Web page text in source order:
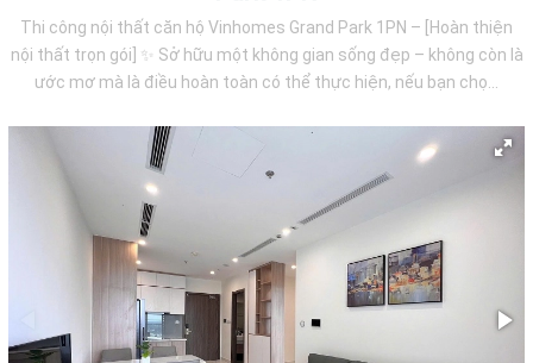
Thi công nội thất căn hộ Vinhomes Grand Park 1PN – [Hoàn thiện
nội thất trọn gói] ✨ Sở hữu một không gian sống đẹp – không còn là
ước mơ mà là điều hoàn toàn có thể thực hiện, nếu bạn chọ...